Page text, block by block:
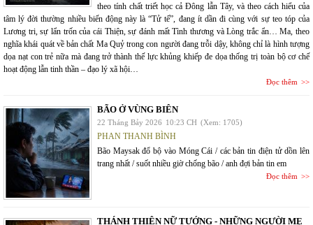
theo tính chất triết học cả Đông lẫn Tây, và theo cách hiểu của
tâm lý đời thường nhiều biến động này là “Tử tế”, đang ít dần đi cùng với sự teo tóp của
Lương tri, sự lẩn trốn của cái Thiện, sự đánh mất Tình thương và Lòng trắc ẩn… Ma, theo
nghĩa khái quát về bản chất Ma Quỷ trong con người đang trỗi dậy, không chỉ là hình tượng
dọa nạt con trẻ nữa mà đang trở thành thế lực khủng khiếp đe dọa thống trị toàn bộ cơ chế
hoạt động lẫn tinh thần – đạo lý xã hội…
Đọc thêm
BÃO Ở VÙNG BIÊN
22 Tháng Bảy 2026 10:23 CH (Xem: 1705)
PHAN THANH BÌNH
Bão Maysak đổ bộ vào Móng Cái / các bản tin điện tử dồn lên
trang nhất / suốt nhiều giờ chống bão / anh đợi bản tin em
Đọc thêm
THÁNH THIÊN NỮ TƯỚNG - NHỮNG NGƯỜI MẸ